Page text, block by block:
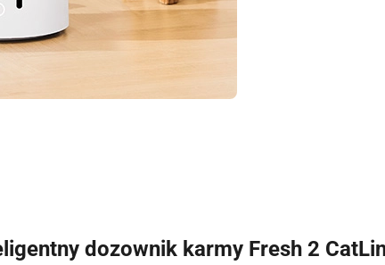
dozownik karmy Fresh 2